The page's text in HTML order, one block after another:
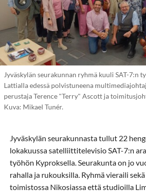
Jyväskylän seurakunnan ryhmä kuuli SAT-7:n
Lattialla edessä polvistuneena
perustaja Terence "Terry" Ascott ja
Kuva: Mikael Tunér.
Jyväskylän seurakunnasta tullut 22
lokakuussa satelliittitelevisio SAT-7:n
työhön Kyproksella. Seurakunta on jo
rahalla ja rukouksilla. Ryhmä vieraili sekä
toimistossa Nikosiassa että studioilla